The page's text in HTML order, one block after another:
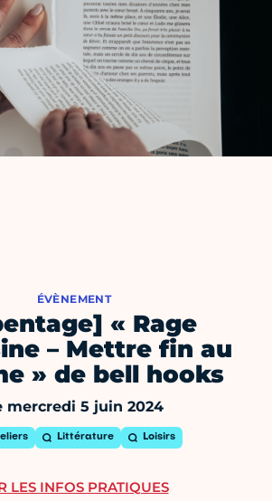
ÉVÈNEMENT
« Rage
– Mettre fin au
» de bell hooks
mercredi 5 juin 2024
Littérature Loisirs
LES INFOS PRATIQUES